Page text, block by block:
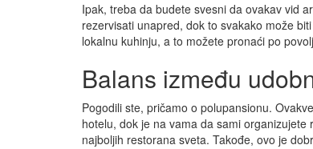
Ipak, treba da budete svesni da ovakav vid
rezervisati unapred, dok to svakako može
lokalnu kuhinju, a to možete pronaći po
Balans između
Pogodili ste, pričamo o polupansionu.
hotelu, dok je na vama da sami
najboljih restorana sveta. Takođe, ovo je